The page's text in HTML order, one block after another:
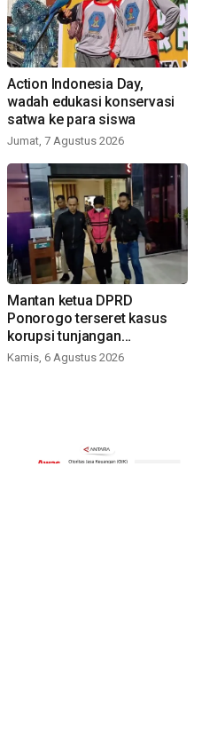
Action Indonesia Day,
wadah edukasi konservasi
satwa ke para siswa
Jumat, 7 Agustus 2026
Mantan ketua DPRD
Ponorogo terseret kasus
korupsi tunjangan
perumahan
Kamis, 6 Agustus 2026